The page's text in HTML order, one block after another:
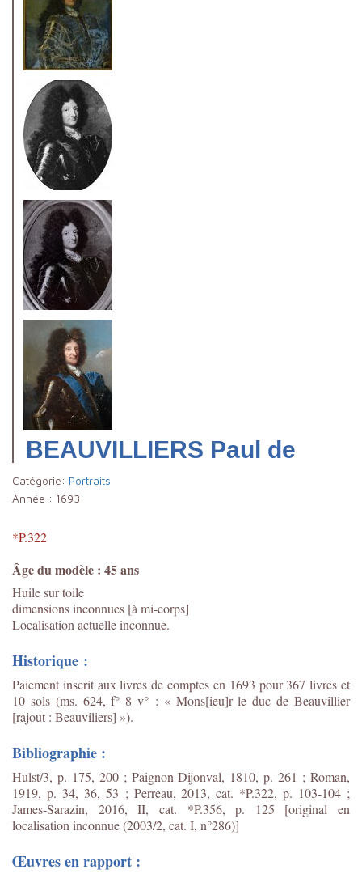
BEAUVILLIERS Paul de
Catégorie: Portraits
Année : 1693
*P.322
Âge du modèle : 45 ans
Huile sur toile
dimensions inconnues [à mi-corps]
Localisation actuelle inconnue.
Historique :
Paiement inscrit aux livres de comptes en 1693 pour 367 livres et
10 sols (ms. 624, f° 8 v° : « Mons[ieu]r le duc de Beauvillier
[rajout : Beauviliers] »).
Bibliographie :
Hulst/3, p. 175, 200 ; Paignon-Dijonval, 1810, p. 261 ; Roman,
1919, p. 34, 36, 53 ; Perreau, 2013, cat. *P.322, p. 103-104 ;
James-Sarazin, 2016, II, cat. *P.356, p. 125 [original en
localisation inconnue (2003/2, cat. I, n°286)]
Œuvres en rapport :